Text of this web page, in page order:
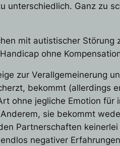
unterschiedlich. Ganz zu
mit autistischer
ohne
zur Verallgemeinerung
bekommt (allerdings
ohne jegliche Emotion
sie bekommt
Partnerschaften
negativer